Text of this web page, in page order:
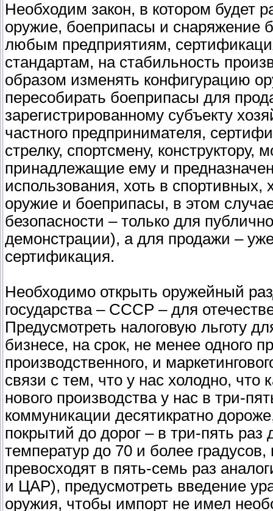
Необходим закон, в котором будет
оружие, боеприпасы и снаряжение
любым предприятиям,
стандартам, на стабильность
образом изменять конфигурацию
пересобирать боеприпасы для
зарегистрированному субъекту
частного предпринимателя,
стрелку, спортсмену,
принадлежащие ему и
использования, хоть в спортивных,
оружие и боеприпасы, в этом
безопасности – только для
демонстрации), а для продажи –
сертификация.
Необходимо открыть оружейный
государства – СССР – для
Предусмотреть налоговую льготу
бизнесе, на срок, не менее одного
производственного, и
связи с тем, что у нас холодно, что
нового производства у нас в три-
коммуникации десятикратно
покрытий до дорог – в три-пять
температур до 70 и более
превосходят в пять-семь раз
и ЦАР), предусмотреть введение
оружия, чтобы импорт не имел